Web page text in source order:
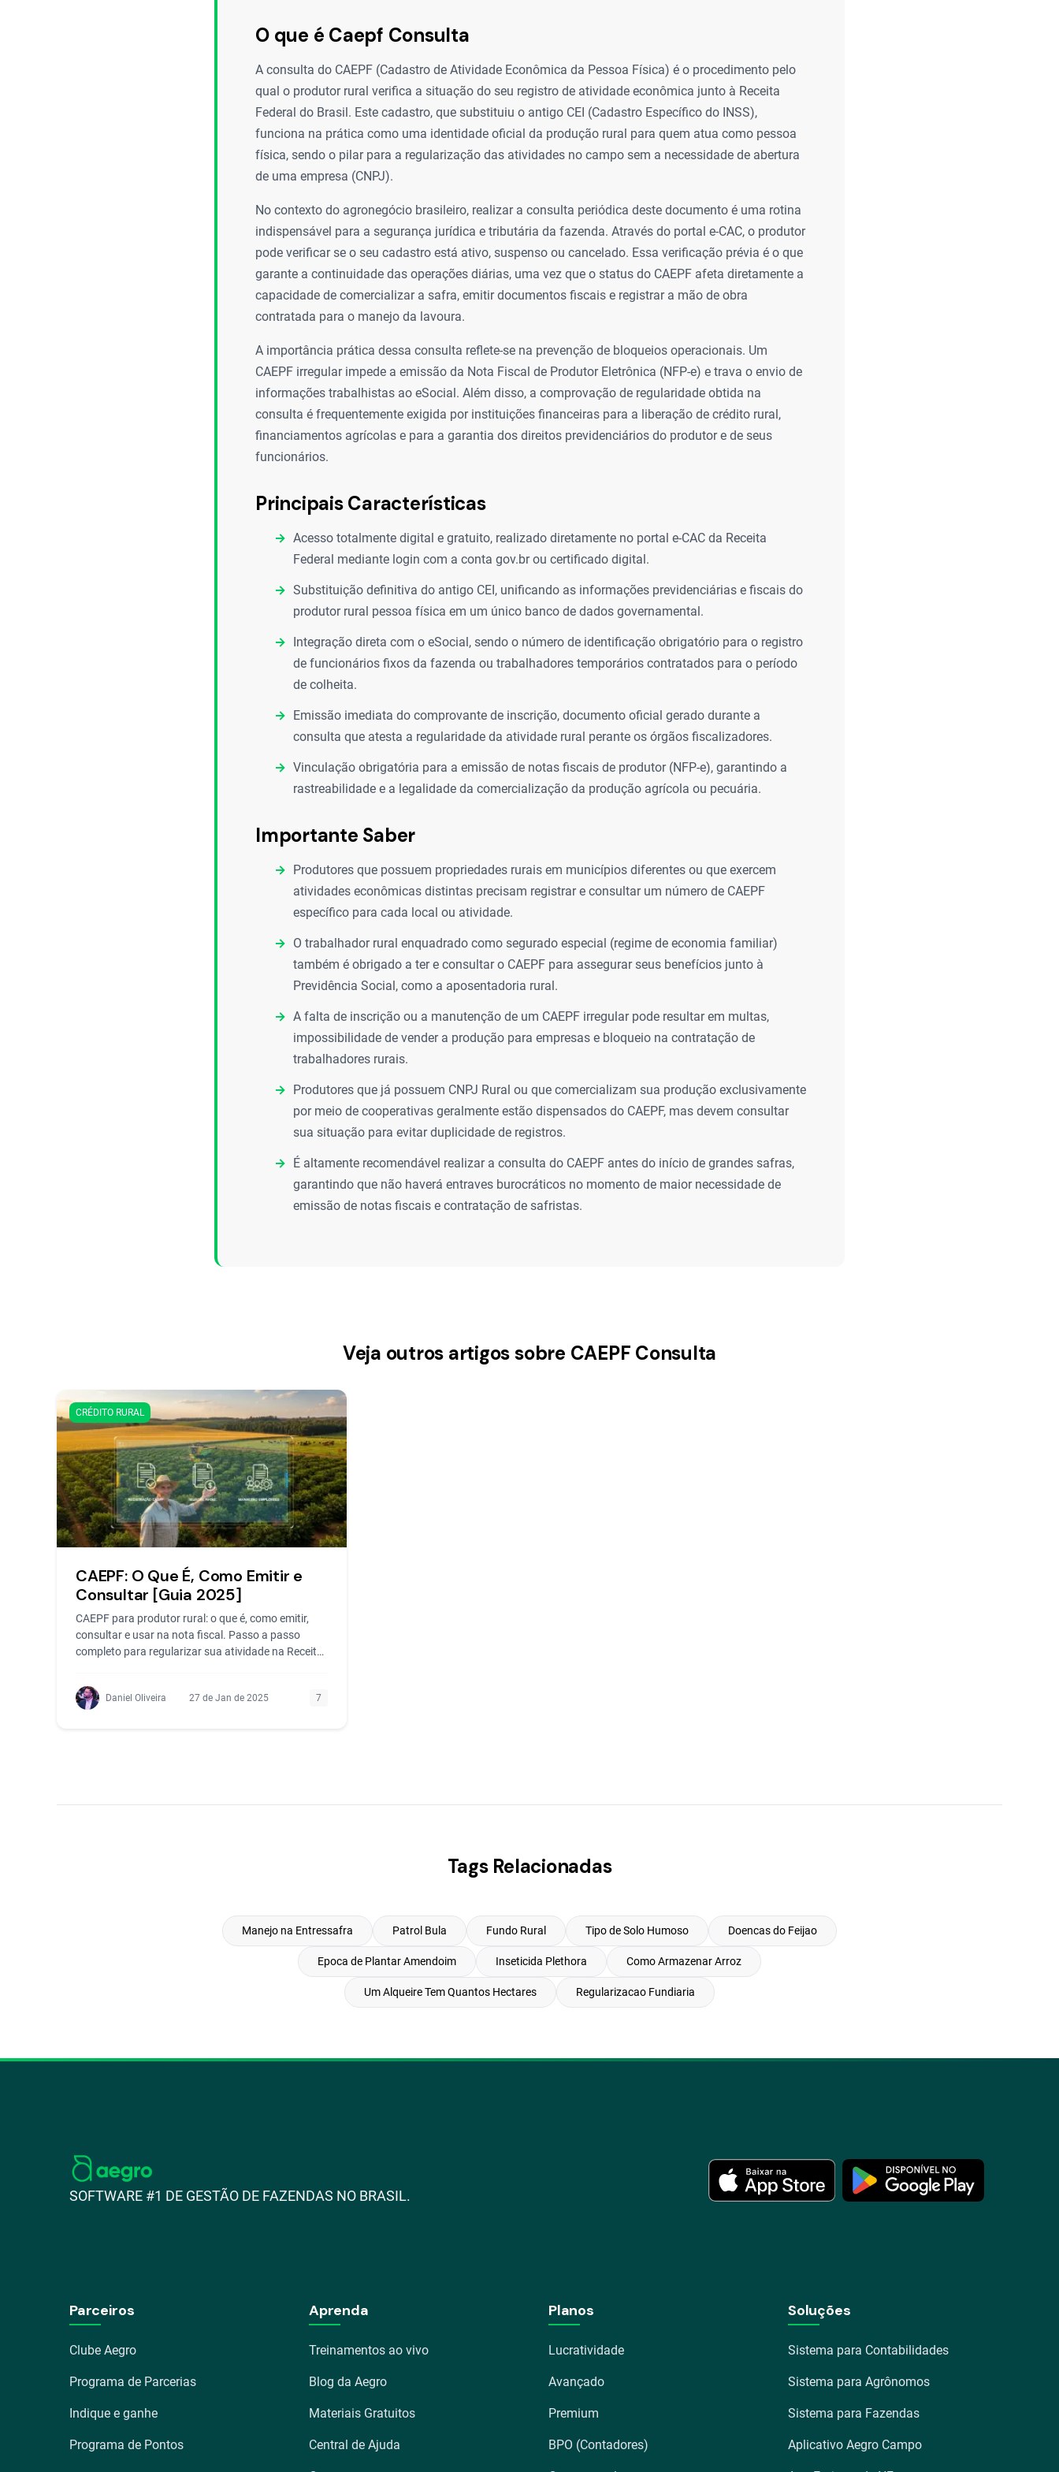
O que é Caepf Consulta
A consulta do CAEPF (Cadastro de Atividade Econômica da Pessoa Física) é o procedimento pelo
qual o produtor rural verifica a situação do seu registro de atividade econômica junto à Receita
Federal do Brasil. Este cadastro, que substituiu o antigo CEI (Cadastro Específico do INSS),
funciona na prática como uma identidade oficial da produção rural para quem atua como pessoa
física, sendo o pilar para a regularização das atividades no campo sem a necessidade de abertura
de uma empresa (CNPJ).
No contexto do agronegócio brasileiro, realizar a consulta periódica deste documento é uma rotina
indispensável para a segurança jurídica e tributária da fazenda. Através do portal e-CAC, o produtor
pode verificar se o seu cadastro está ativo, suspenso ou cancelado. Essa verificação prévia é o que
garante a continuidade das operações diárias, uma vez que o status do CAEPF afeta diretamente a
capacidade de comercializar a safra, emitir documentos fiscais e registrar a mão de obra
contratada para o manejo da lavoura.
A importância prática dessa consulta reflete-se na prevenção de bloqueios operacionais. Um
CAEPF irregular impede a emissão da Nota Fiscal de Produtor Eletrônica (NFP-e) e trava o envio de
informações trabalhistas ao eSocial. Além disso, a comprovação de regularidade obtida na
consulta é frequentemente exigida por instituições financeiras para a liberação de crédito rural,
financiamentos agrícolas e para a garantia dos direitos previdenciários do produtor e de seus
funcionários.
Principais Características
Acesso totalmente digital e gratuito, realizado diretamente no portal e-CAC da Receita
Federal mediante login com a conta gov.br ou certificado digital.
Substituição definitiva do antigo CEI, unificando as informações previdenciárias e fiscais do
produtor rural pessoa física em um único banco de dados governamental.
Integração direta com o eSocial, sendo o número de identificação obrigatório para o registro
de funcionários fixos da fazenda ou trabalhadores temporários contratados para o período
de colheita.
Emissão imediata do comprovante de inscrição, documento oficial gerado durante a
consulta que atesta a regularidade da atividade rural perante os órgãos fiscalizadores.
Vinculação obrigatória para a emissão de notas fiscais de produtor (NFP-e), garantindo a
rastreabilidade e a legalidade da comercialização da produção agrícola ou pecuária.
Importante Saber
Produtores que possuem propriedades rurais em municípios diferentes ou que exercem
atividades econômicas distintas precisam registrar e consultar um número de CAEPF
específico para cada local ou atividade.
O trabalhador rural enquadrado como segurado especial (regime de economia familiar)
também é obrigado a ter e consultar o CAEPF para assegurar seus benefícios junto à
Previdência Social, como a aposentadoria rural.
A falta de inscrição ou a manutenção de um CAEPF irregular pode resultar em multas,
impossibilidade de vender a produção para empresas e bloqueio na contratação de
trabalhadores rurais.
Produtores que já possuem CNPJ Rural ou que comercializam sua produção exclusivamente
por meio de cooperativas geralmente estão dispensados do CAEPF, mas devem consultar
sua situação para evitar duplicidade de registros.
É altamente recomendável realizar a consulta do CAEPF antes do início de grandes safras,
garantindo que não haverá entraves burocráticos no momento de maior necessidade de
emissão de notas fiscais e contratação de safristas.
Veja outros artigos sobre CAEPF Consulta
CRÉDITO RURAL
CAEPF: O Que É, Como Emitir e
Consultar [Guia 2025]
CAEPF para produtor rural: o que é, como emitir,
consultar e usar na nota fiscal. Passo a passo
completo para regularizar sua atividade na Receita
Daniel Oliveira 27 de Jan de 2025 7
Tags Relacionadas
Manejo na Entressafra Patrol Bula Fundo Rural Tipo de Solo Humoso Doencas do Feijao
Epoca de Plantar Amendoim Inseticida Plethora Como Armazenar Arroz
Um Alqueire Tem Quantos Hectares Regularizacao Fundiaria
SOFTWARE #1 DE GESTÃO DE FAZENDAS NO BRASIL.
Parceiros
Clube Aegro
Programa de Parcerias
Indique e ganhe
Programa de Pontos
Aprenda
Treinamentos ao vivo
Blog da Aegro
Materiais Gratuitos
Central de Ajuda
Planos
Lucratividade
Avançado
Premium
BPO (Contadores)
Soluções
Sistema para Contabilidades
Sistema para Agrônomos
Sistema para Fazendas
Aplicativo Aegro Campo